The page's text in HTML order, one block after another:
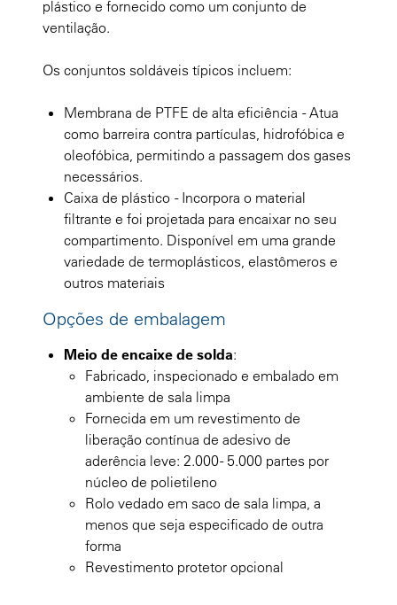
plástico e fornecido como um conjunto de
ventilação.
Os conjuntos soldáveis típicos incluem:
Membrana de PTFE de alta eficiência - Atua
como barreira contra partículas, hidrofóbica e
oleofóbica, permitindo a passagem dos gases
necessários.
Caixa de plástico - Incorpora o material
filtrante e foi projetada para encaixar no seu
compartimento. Disponível em uma grande
variedade de termoplásticos, elastômeros e
outros materiais
Opções de embalagem
Meio de encaixe de solda:
Fabricado, inspecionado e embalado em
ambiente de sala limpa
Fornecida em um revestimento de
liberação contínua de adesivo de
aderência leve: 2.000 - 5.000 partes por
núcleo de polietileno
Rolo vedado em saco de sala limpa, a
menos que seja especificado de outra
forma
Revestimento protetor opcional